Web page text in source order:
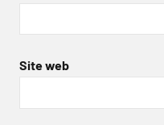
Site web